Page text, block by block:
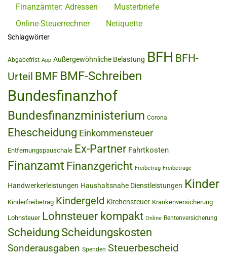
Finanzämter: Adressen
Musterbriefe
Online-Steuerrechner
Netiquette
Schlagwörter
Abgabefrist App Außergewöhnliche Belastung BFH BFH-
Urteil BMF BMF-Schreiben
Bundesfinanzhof
Bundesfinanzministerium Corona
Ehescheidung Einkommensteuer
Entfernungspauschale Ex-Partner Fahrtkosten
Finanzamt Finanzgericht Freibetrag Freibeträge
Handwerkerleistungen Haushaltsnahe Dienstleistungen Kinder
Kinderfreibetrag Kindergeld Kirchensteuer Krankenversicherung
Lohnsteuer Lohnsteuer kompakt Online Rentenversicherung
Scheidung Scheidungskosten
Sonderausgaben Spenden Steuerbescheid